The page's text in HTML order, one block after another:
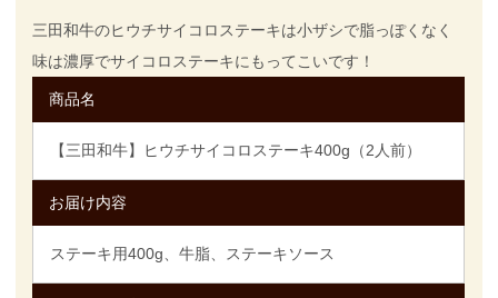
三田和牛のヒウチサイコロステーキは小ザシで脂っぽくなく
味は濃厚でサイコロステーキにもってこいです！
商品名
【三田和牛】ヒウチサイコロステーキ400g（2人前）
お届け内容
ステーキ用400g、牛脂、ステーキソース